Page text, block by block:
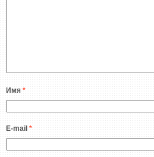
Имя *
E-mail *